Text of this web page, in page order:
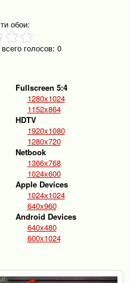
обои:
голосов: 0
Fullscreen 5:4
1280x1024
1152x864
HDTV
1920x1080
1280x720
Netbook
1366x768
1024x600
Apple Devices
1024x1024
640x960
Android Devices
640x480
600x1024